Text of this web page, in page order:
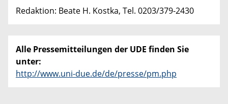
Redaktion: Beate H. Kostka, Tel. 0203/379-2430
Alle Pressemitteilungen der UDE finden Sie
unter:
http://www.uni-due.de/de/presse/pm.php